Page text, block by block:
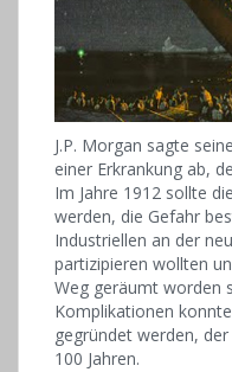
J.P. Morgan sagte
einer Erkrankung ab,
Im Jahre 1912 sollte
werden, die Gefahr
Industriellen an der
partizipieren wollten
Weg geräumt worden
Komplikationen
gegründet werden,
100 Jahren.